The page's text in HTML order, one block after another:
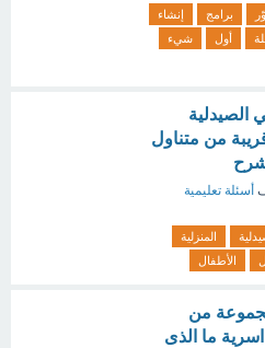
برامج
إنشاء
أول
شيء
الصيدلية
من متناول
أسئلة تعليمية
المنزلية
الأطفال
من
ما الذى